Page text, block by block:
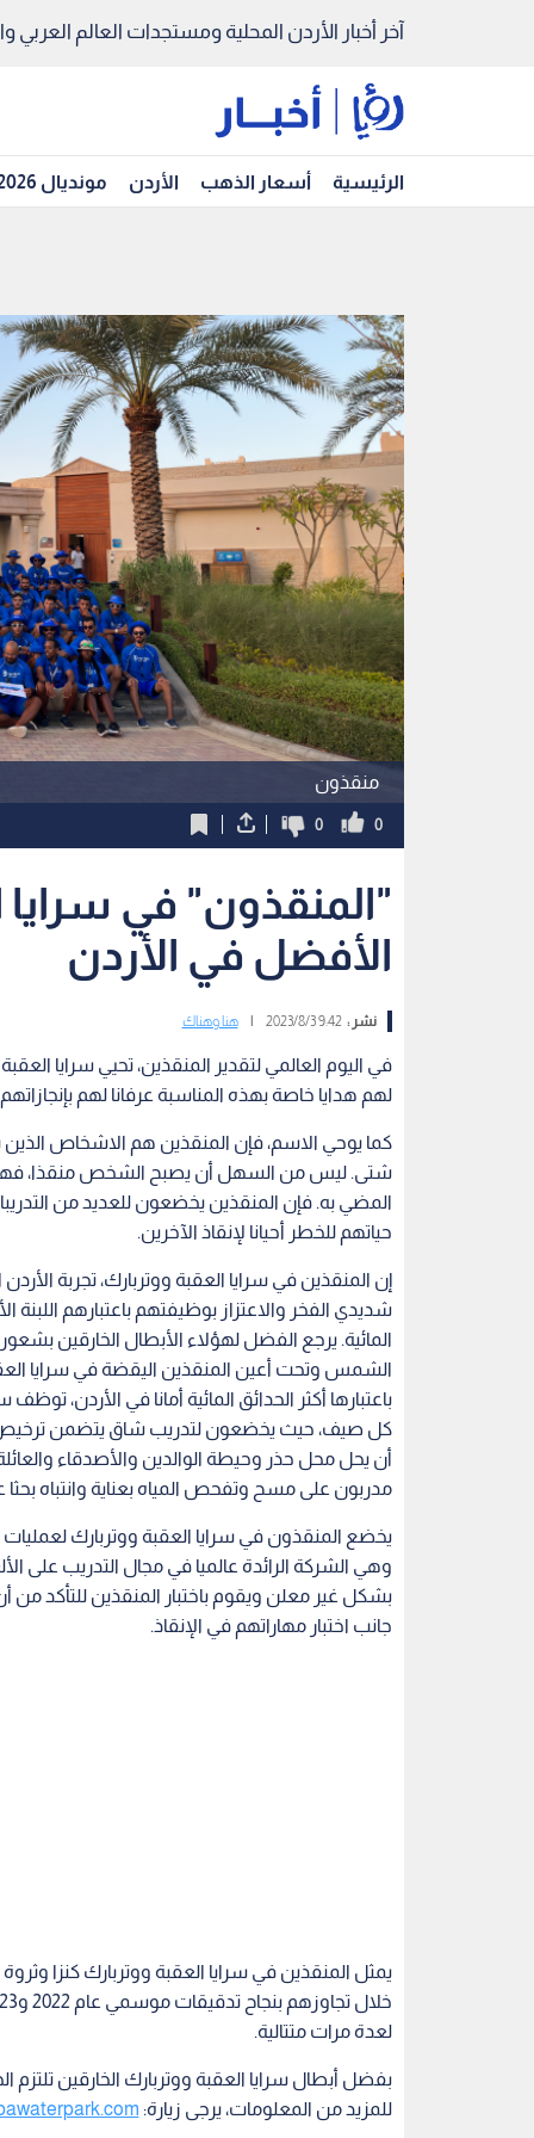
آخر أخبار الأردن المحلية ومستجدات العالم العربي
الرئيسية أسعار الذهب الأردن مونديال 2026
منقذون
0
0
"المنقذون" في سرايا
الأفضل في الأردن
نشر :9:42 2023/8/3 هنا وهناك
في اليوم العالمي لتقدير المنقذين، تحيي سرايا
لهم هدايا خاصة بهذه المناسبة عرفانا لهم
كما يوحي الاسم، فإن المنقذين هم الاشخاص
شتى. ليس من السهل أن يصبح الشخص منقذا، فهو
المضي به. فإن المنقذين يخضعون للعديد من
حياتهم للخطر أحيانا لإنقاذ الآخرين.
إن المنقذين في سرايا العقبة ووتربارك، تجربة
شديدي الفخر والاعتزاز بوظيفتهم باعتبارهم
المائية. يرجع الفضل لهؤلاء الأبطال الخارقين
الشمس وتحت أعين المنقذين اليقضة في سرايا
باعتبارها أكثر الحدائق المائية أمانا في الأردن،
كل صيف، حيث يخضعون لتدريب شاق يتضمن ترخيص
أن يحل محل حذر وحيطة الوالدين والأصدقاء
مدربون على مسح وتفحص المياه بعناية وانتباه بحثا
يخضع المنقذون في سرايا العقبة ووتربارك
وهي الشركة الرائدة عالميا في مجال التدريب على
بشكل غير معلن ويقوم باختبار المنقذين للتأكد
جانب اختبار مهاراتهم في الإنقاذ.
يمثل المنقذين في سرايا العقبة ووتربارك كنزا
لعدة مرات متتالية.
بفضل أبطال سرايا العقبة ووتربارك الخارقين تلتزم
للمزيد من المعلومات، يرجى زيارة: